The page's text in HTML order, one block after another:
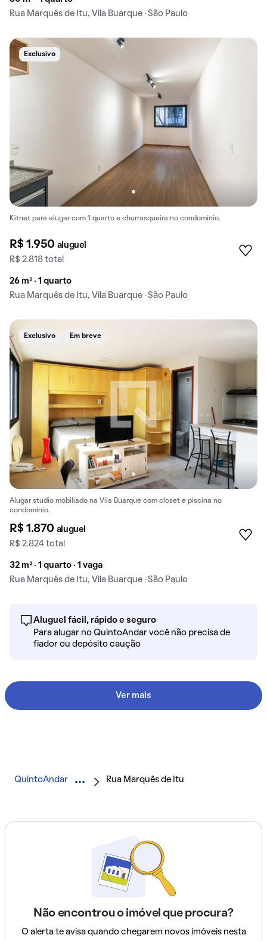
Rua Marquês de Itu, Vila Buarque · São Paulo
Exclusivo
Kitnet para alugar com 1 quarto e churrasqueira no condomínio.
R$ 1.950 aluguel
R$ 2.818 total
26 m² · 1 quarto
Rua Marquês de Itu, Vila Buarque · São Paulo
Exclusivo Em breve
Alugar studio mobiliado na Vila Buarque com closet e piscina no
condomínio.
R$ 1.870 aluguel
R$ 2.824 total
32 m² · 1 quarto · 1 vaga
Rua Marquês de Itu, Vila Buarque · São Paulo
Aluguel fácil, rápido e seguro
Para alugar no QuintoAndar você não precisa de
fiador ou depósito caução
Ver mais
QuintoAndar Rua Marquês de Itu
Não encontrou o imóvel que procura?
O alerta te avisa quando chegarem novos imóveis nesta